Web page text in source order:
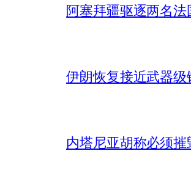
阿塞拜疆驱逐两名法
伊朗恢复接近武器级
内塔尼亚胡称必须